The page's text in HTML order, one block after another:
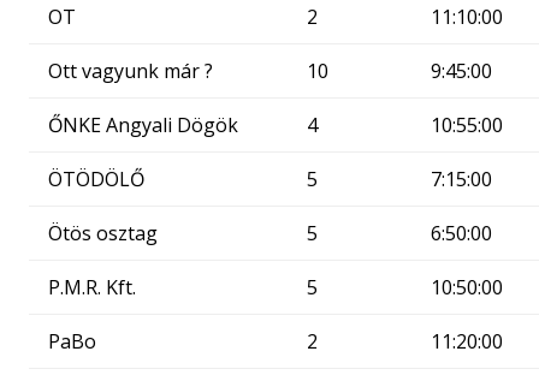
OT 2 11:10:00
Ott vagyunk már ? 10 9:45:00
ŐNKE Angyali Dögök 4 10:55:00
ÖTÖDÖLŐ 5 7:15:00
Ötös osztag 5 6:50:00
P.M.R. Kft. 5 10:50:00
PaBo 2 11:20:00